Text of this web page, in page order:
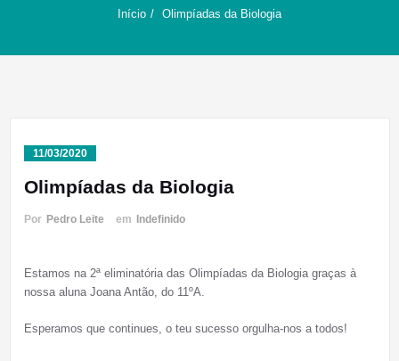
Início Olimpíadas da Biologia
11/03/2020
Olimpíadas da Biologia
Por Pedro Leite em Indefinido
Estamos na 2ª eliminatória das Olimpíadas da Biologia graças à
nossa aluna Joana Antão, do 11ºA.
Esperamos que continues, o teu sucesso orgulha-nos a todos!